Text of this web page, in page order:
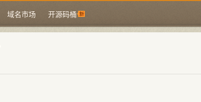
域名市场 开源码桶